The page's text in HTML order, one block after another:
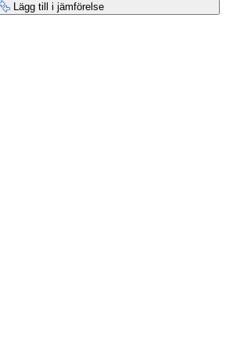
Lägg till i jämförelse